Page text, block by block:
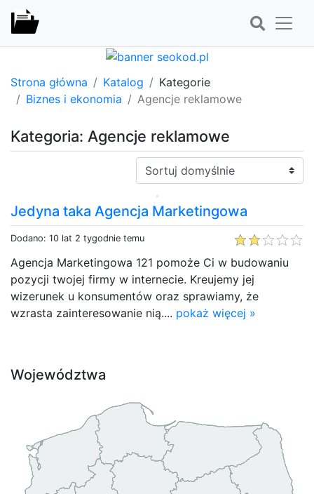
Strona główna Katalog
Kategorie
Biznes i ekonomia
Agencje reklamowe
Kategoria: Agencje reklamowe
Sortuj:
Jedyna taka Agencja Marketingowa
Dodano: 10 lat 2 tygodnie temu
Agencja Marketingowa 121 pomoże Ci w budowaniu
pozycji twojej firmy w internecie. Kreujemy jej
wizerunek u konsumentów oraz sprawiamy, że
wzrasta zainteresowanie nią.... pokaż więcej »
Województwa